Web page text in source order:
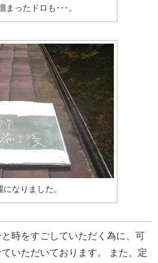
まったドロも･･･。
になりました。
時をすごしていただく為に、可
いただいております。 また、定